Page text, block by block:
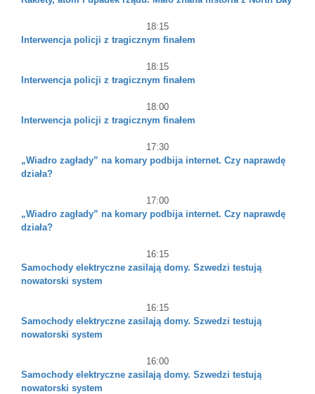
18:15
Interwencja policji z tragicznym finałem
18:15
Interwencja policji z tragicznym finałem
18:00
Interwencja policji z tragicznym finałem
17:30
„Wiadro zagłady” na komary podbija internet. Czy naprawdę
działa?
17:00
„Wiadro zagłady” na komary podbija internet. Czy naprawdę
działa?
16:15
Samochody elektryczne zasilają domy. Szwedzi testują
nowatorski system
16:15
Samochody elektryczne zasilają domy. Szwedzi testują
nowatorski system
16:00
Samochody elektryczne zasilają domy. Szwedzi testują
nowatorski system